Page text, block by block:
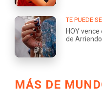
TE PUEDE
HOY
de
MÁS DE